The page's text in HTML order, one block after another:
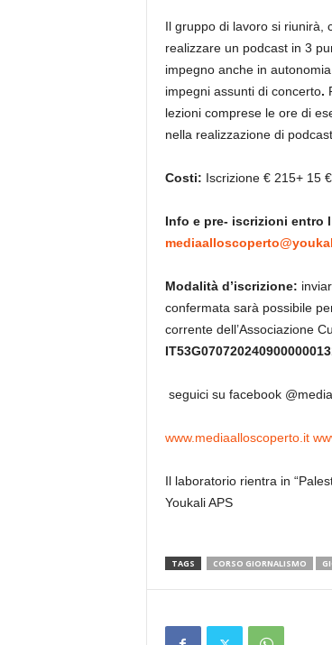
Il gruppo di lavoro si riunirà,
realizzare un podcast in 3
impegno anche in
impegni assunti di concerto.
lezioni comprese le ore di
nella realizzazione di
Costi: Iscrizione € 215+ 15
Info e pre- iscrizioni entro
Modalità d’iscrizione:
confermata sarà possibile
corrente dell’Associazione
seguici su facebook
www.mediaalloscoperto.it
Il laboratorio rientra in
Youkali APS
TAGS CORSO GIORNALISMO